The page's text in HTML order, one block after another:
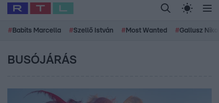
# Babits Marcella #Szellő István # Most Wanted #Gallusz
BUSÓJÁRÁS